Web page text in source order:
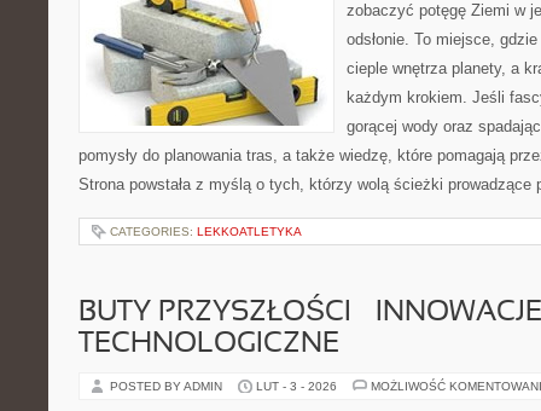
zobaczyć potęgę Ziemi w
odsłonie. To miejsce,
cieple wnętrza planety, a
każdym krokiem. Jeśli
gorącej wody oraz
pomysły do planowania tras, a także wiedzę, które pomagają
Strona powstała z myślą o tych, którzy wolą ścieżki
CATEGORIES: LEKKOATLETYKA
BUTY PRZYSZŁOŚCI – INNOWACJE
TECHNOLOGICZNE
POSTED BY ADMIN LUT - 3 - 2026 MOŻLIWOŚĆ